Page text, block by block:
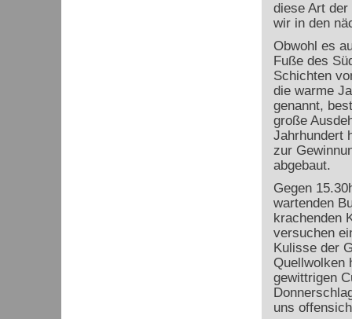
diese Art der
wir in den
Obwohl es
Fuße des
Schichten
die warme
genannt,
große
Jahrhundert
zur
abgebaut.
Gegen
wartenden
krachenden
versuchen
Kulisse der
Quellwolken
gewittrigen
uns